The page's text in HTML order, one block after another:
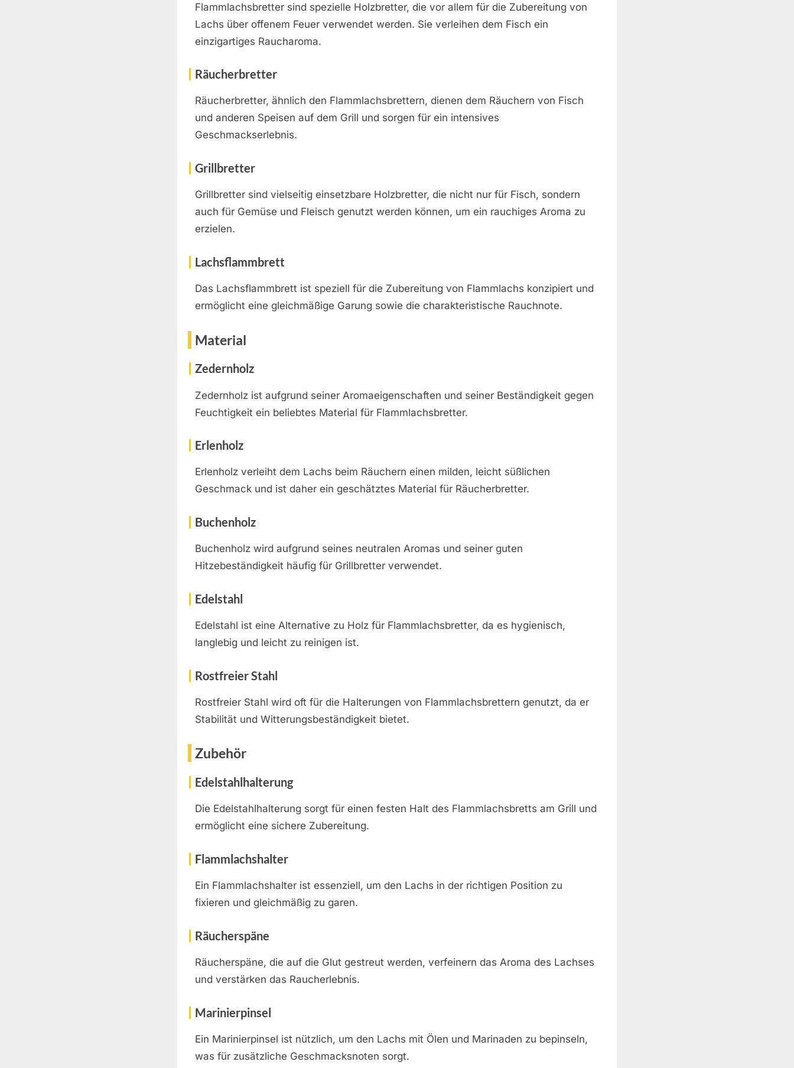
Flammlachsbretter sind spezielle Holzbretter, die vor allem für die Zubereitung von
Lachs über offenem Feuer verwendet werden. Sie verleihen dem Fisch ein
einzigartiges Raucharoma.
Räucherbretter
Räucherbretter, ähnlich den Flammlachsbrettern, dienen dem Räuchern von Fisch
und anderen Speisen auf dem Grill und sorgen für ein intensives
Geschmackserlebnis.
Grillbretter
Grillbretter sind vielseitig einsetzbare Holzbretter, die nicht nur für Fisch, sondern
auch für Gemüse und Fleisch genutzt werden können, um ein rauchiges Aroma zu
erzielen.
Lachsflammbrett
Das Lachsflammbrett ist speziell für die Zubereitung von Flammlachs konzipiert und
ermöglicht eine gleichmäßige Garung sowie die charakteristische Rauchnote.
Material
Zedernholz
Zedernholz ist aufgrund seiner Aromaeigenschaften und seiner Beständigkeit gegen
Feuchtigkeit ein beliebtes Material für Flammlachsbretter.
Erlenholz
Erlenholz verleiht dem Lachs beim Räuchern einen milden, leicht süßlichen
Geschmack und ist daher ein geschätztes Material für Räucherbretter.
Buchenholz
Buchenholz wird aufgrund seines neutralen Aromas und seiner guten
Hitzebeständigkeit häufig für Grillbretter verwendet.
Edelstahl
Edelstahl ist eine Alternative zu Holz für Flammlachsbretter, da es hygienisch,
langlebig und leicht zu reinigen ist.
Rostfreier Stahl
Rostfreier Stahl wird oft für die Halterungen von Flammlachsbrettern genutzt, da er
Stabilität und Witterungsbeständigkeit bietet.
Zubehör
Edelstahlhalterung
Die Edelstahlhalterung sorgt für einen festen Halt des Flammlachsbretts am Grill und
ermöglicht eine sichere Zubereitung.
Flammlachshalter
Ein Flammlachshalter ist essenziell, um den Lachs in der richtigen Position zu
fixieren und gleichmäßig zu garen.
Räucherspäne
Räucherspäne, die auf die Glut gestreut werden, verfeinern das Aroma des Lachses
und verstärken das Raucherlebnis.
Marinierpinsel
Ein Marinierpinsel ist nützlich, um den Lachs mit Ölen und Marinaden zu bepinseln,
was für zusätzliche Geschmacksnoten sorgt.